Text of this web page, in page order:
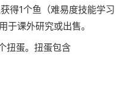
得1个鱼（难易度技能学习
于课外研究或出售。
扭蛋。扭蛋包含